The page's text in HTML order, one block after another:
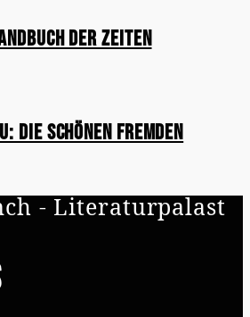
der Zeiten
Die schönen Fremden